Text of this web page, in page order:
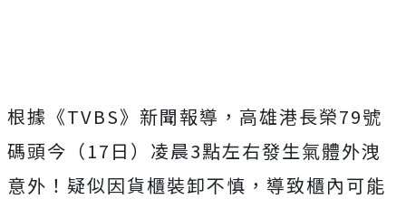
根據《TVBS》新聞報導，高雄港長榮79號
碼頭今（17 日）凌晨3點左右發生氣體外洩
意外！疑似因貨櫃裝卸不慎，導致櫃內可能